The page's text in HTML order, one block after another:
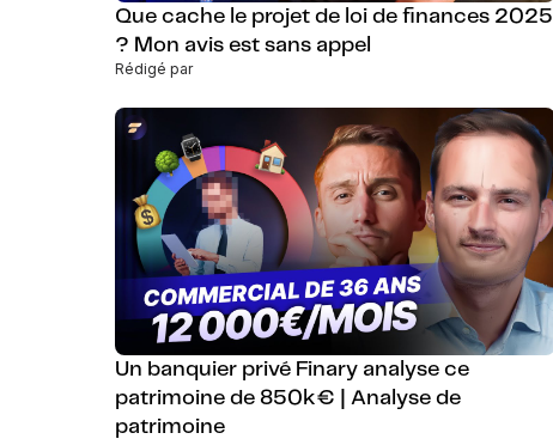
Que cache le projet de loi de finances 2025
? Mon avis est sans appel
Rédigé par
Un banquier privé Finary analyse ce
patrimoine de 850k€ | Analyse de
patrimoine